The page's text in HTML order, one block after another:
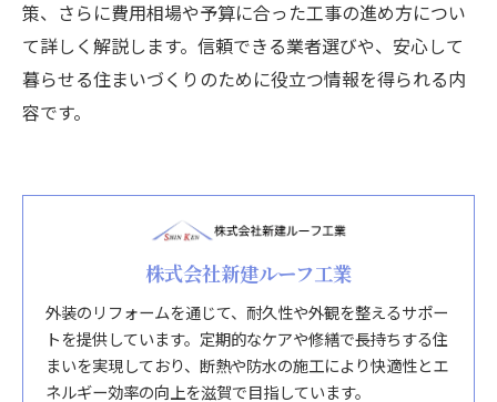
策、さらに費用相場や予算に合った工事の進め方につい
て詳しく解説します。信頼できる業者選びや、安心して
暮らせる住まいづくりのために役立つ情報を得られる内
容です。
株式会社新建ルーフ工業
外装のリフォームを通じて、耐久性や外観を整えるサポー
トを提供しています。定期的なケアや修繕で長持ちする住
まいを実現しており、断熱や防水の施工により快適性とエ
ネルギー効率の向上を滋賀で目指しています。